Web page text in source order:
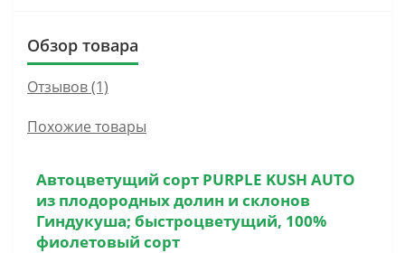
Обзор товара
Отзывов (1)
Похожие товары
Автоцветущий сорт PURPLE KUSH AUTO
из плодородных долин и склонов
Гиндукуша; быстроцветущий, 100%
фиолетовый сорт